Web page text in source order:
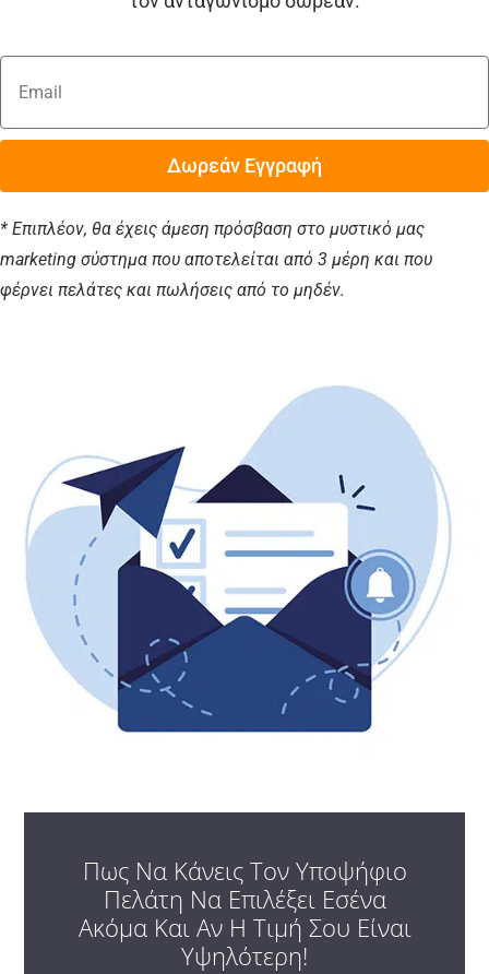
Δωρεάν Εγγραφή
* Επιπλέον, θα έχεις άμεση πρόσβαση στο μυστικό μας
marketing σύστημα που αποτελείται από 3 μέρη και που
φέρνει πελάτες και πωλήσεις από το μηδέν.
Πως Να Κάνεις Τον Υποψήφιο
Πελάτη Να Επιλέξει Εσένα
Ακόμα Και Αν Η Τιμή Σου Είναι
Υψηλότερη!